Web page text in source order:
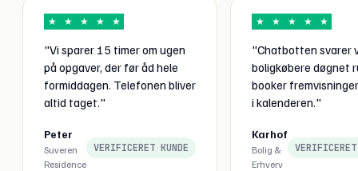
★ ★ ★ ★ ★
"Vi sparer 15 timer om ugen
på opgaver, der før åd hele
formiddagen. Telefonen bliver
altid taget."
Peter
Suveren
Residence
VERIFICERET KUNDE
★ ★ ★ ★ ★
"Chatbotten svarer
boligkøbere døgnet
booker
i kalenderen."
Karhof
Bolig &
Erhverv